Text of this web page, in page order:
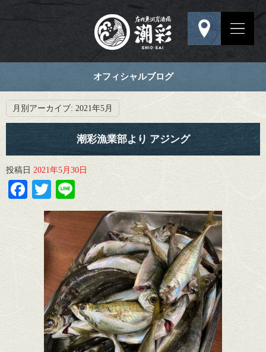
オフィシャルブログ
月別アーカイブ: 2021年5月
潮彩漁業部より アジング
投稿日 2021年5月30日
Facebook
Twitter